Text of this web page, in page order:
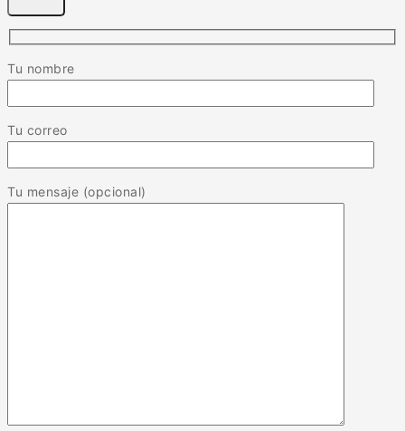
Tu nombre
Tu correo
Tu mensaje (opcional)